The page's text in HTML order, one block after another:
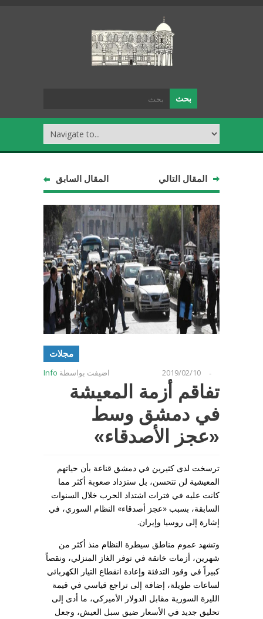
المقال السابق المقال التالي
مجلات
اضيفت بواسطة Info -
2019/02/10
تفاقم أزمة المعيشة
في دمشق وسط
«عجز الأصدقاء»
ترسخت لدى كثيرين في دمشق قناعة بأن حياتهم
المعيشية لن تتحسن، بل ستزداد صعوبة أكثر مما
كانت عليه في فترات اشتداد الحرب خلال السنوات
السابقة، بسبب «عجز أصدقاء» النظام السوري، في
إشارة إلى روسيا وإيران.
وتشهد عموم مناطق سيطرة النظام منذ أكثر من
شهرين، أزمات خانقة في توفر الغاز المنزلي، ونقصاً
كبيراً في وقود التدفئة وإعادة انقطاع التيار الكهربائي
لساعات طويلة، إضافة إلى تراجع قياسي في قيمة
الليرة السورية مقابل الدولار الأميركي، ما أدى إلى
تحليق جديد في الأسعار ضيق سبل العيش، وجعل